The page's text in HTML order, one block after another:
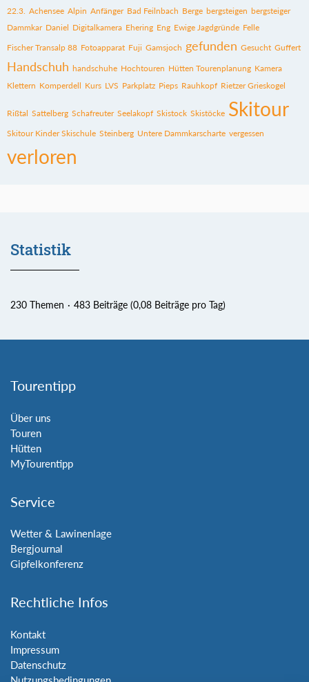
22.3. Achensee Alpin Anfänger Bad Feilnbach Berge bergsteigen bergsteiger
Dammkar Daniel Digitalkamera Ehering Eng Ewige Jagdgründe Felle
Fischer Transalp 88 Fotoapparat Fuji Gamsjoch gefunden Gesucht Guffert
Handschuh handschuhe Hochtouren Hütten Tourenplanung Kamera
Klettern Komperdell Kurs LVS Parkplatz Pieps Rauhkopf Rietzer Grieskogel
Rißtal Sattelberg Schafreuter Seelakopf Skistock Skistöcke Skitour
Skitour Kinder Skischule Steinberg Untere Dammkarscharte vergessen
verloren
Statistik
230 Themen 483 Beiträge (0,08 Beiträge pro Tag)
Tourentipp
Über uns
Touren
Hütten
MyTourentipp
Service
Wetter & Lawinenlage
Bergjournal
Gipfelkonferenz
Rechtliche Infos
Kontakt
Impressum
Datenschutz